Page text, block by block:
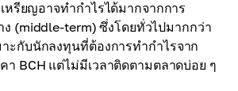
หรียญอาจทำกำไรได้มากจากการ
ง (middle-term) ซึ่งโดยทั่วไปมากกว่า
ะกับนักลงทุนที่ต้องการทำกำไรจาก
า BCH แต่ไม่มีเวลาติดตามตลาดบ่อย ๆ